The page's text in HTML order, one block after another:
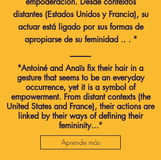
distantes (Estados Unidos y Francia), su
actuar está ligado por sus formas de
apropiarse de su feminidad .. . "
"Antoiné and Anaïs fix their hair in a
gesture that seems to be an everyday
occurrence, yet it is a symbol of
empowerment. From distant contexts (the
United States and France), their actions are
linked by their ways of defining their
femininity..."
Aprende más